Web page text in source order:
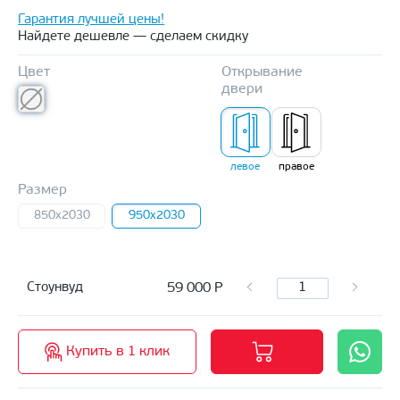
Гарантия лучшей цены!
Найдете дешевле — сделаем скидку
Цвет
Открывание
двери
левое правое
Размер
850x2030 950x2030
Стоунвуд 59 000 Р
Купить в 1 клик